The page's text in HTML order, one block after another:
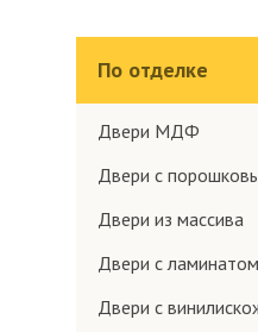
По отделке
Двери МДФ
Двери с
Двери из массива
Двери с ламинатом
Двери с